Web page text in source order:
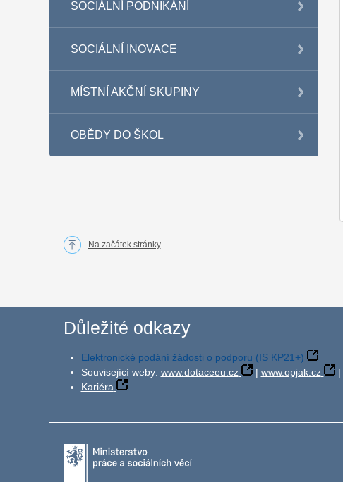
SOCIÁLNÍ PODNIKÁNÍ
SOCIÁLNÍ INOVACE
MÍSTNÍ AKČNÍ SKUPINY
OBĚDY DO ŠKOL
Na začátek stránky
Důležité odkazy
Elektronické podání žádosti o podporu (IS KP21+)
Související weby: www.dotaceeu.cz | www.opjak.cz |
Kariéra